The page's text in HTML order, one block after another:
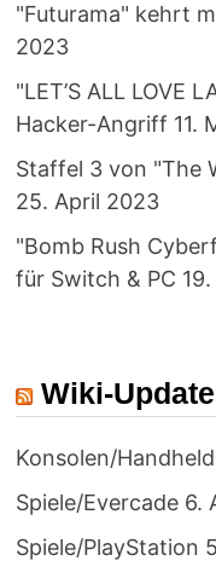
"Futurama" kehrt
2023
"LET’S ALL LOVE
Hacker-Angriff 11.
Staffel 3 von "The
25. April 2023
"Bomb Rush
für Switch & PC
Wiki-
Konsolen/
Spiele/Evercade 6.
Spiele/PlayStation 5